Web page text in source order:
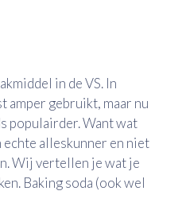
in de VS. In
amper gebruikt, maar nu
populairder. Want wat
echte alleskunner en niet
Wij vertellen je wat je
Baking soda (ook wel